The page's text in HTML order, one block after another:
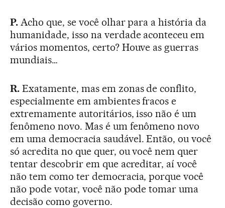
P.Acho que, se você olhar para a história da
humanidade, isso na verdade aconteceu em
vários momentos, certo? Houve as guerras
mundiais…
R.Exatamente, mas em zonas de conflito,
especialmente em ambientes fracos e
extremamente autoritários, isso não é um
fenômeno novo. Mas é um fenômeno novo
em uma democracia saudável. Então, ou você
só acredita no que quer, ou você nem quer
tentar descobrir em que acreditar, aí você
não tem como ter democracia, porque você
não pode votar, você não pode tomar uma
decisão como governo.